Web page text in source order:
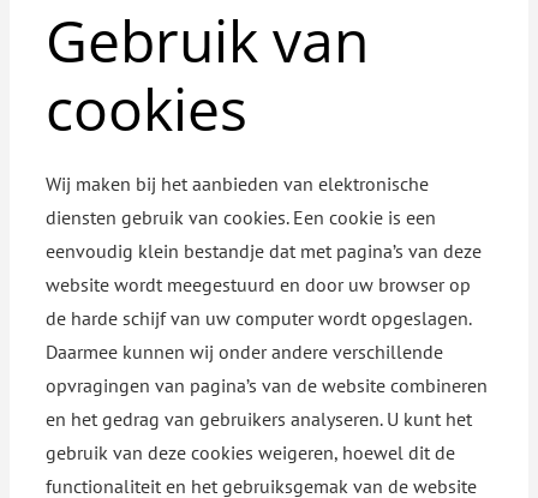
Gebruik van
cookies
Wij maken bij het aanbieden van elektronische
diensten gebruik van cookies. Een cookie is een
eenvoudig klein bestandje dat met pagina’s van deze
website wordt meegestuurd en door uw browser op
de harde schijf van uw computer wordt opgeslagen.
Daarmee kunnen wij onder andere verschillende
opvragingen van pagina’s van de website combineren
en het gedrag van gebruikers analyseren. U kunt het
gebruik van deze cookies weigeren, hoewel dit de
functionaliteit en het gebruiksgemak van de website